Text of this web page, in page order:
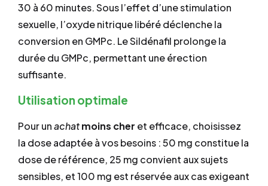
30 à 60 minutes. Sous l’effet d’une stimulation
sexuelle, l’oxyde nitrique libéré déclenche la
conversion en GMPc. Le Sildénafil prolonge la
durée du GMPc, permettant une érection
suffisante.
Utilisation optimale
Pour unachatmoins cher et efficace, choisissez
la dose adaptée à vos besoins : 50 mg constitue la
dose de référence, 25 mg convient aux sujets
sensibles, et 100 mg est réservée aux cas exigeant